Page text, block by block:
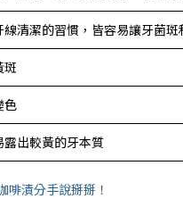
清潔的習慣，皆容易讓牙菌
斑
色
出較黃的牙本質
啡漬分手說掰掰！